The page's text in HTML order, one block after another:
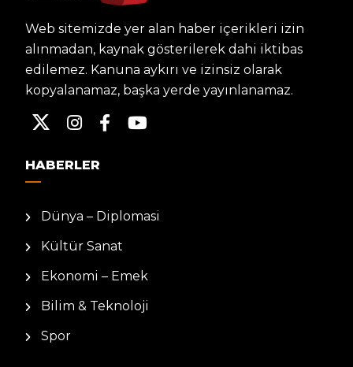
Web sitemizde yer alan haber içerikleri izin
alınmadan, kaynak gösterilerek dahi iktibas
edilemez. Kanuna aykırı ve izinsiz olarak
kopyalanamaz, başka yerde yayınlanamaz.
HABERLER
Dünya – Diplomasi
Kültür Sanat
Ekonomi – Emek
Bilim & Teknoloji
Spor